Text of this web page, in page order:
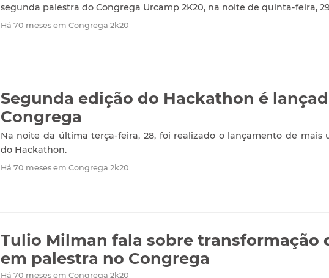
segunda palestra do Congrega Urcamp 2K20, na noite de quinta-feira,
Há 70 meses em Congrega 2k20
Segunda edição do Hackathon é
Congrega
Na noite da última terça-feira, 28, foi realizado o lançamento de mais
do Hackathon.
Há 70 meses em Congrega 2k20
Tulio Milman fala sobre transformação
em palestra no Congrega
Há 70 meses em Congrega 2k20